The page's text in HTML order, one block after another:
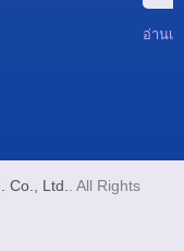
อ่านเ
Co., Ltd.
. All Rights